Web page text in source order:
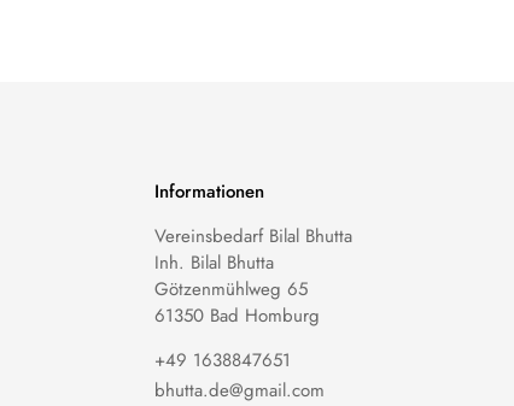
Informationen
Vereinsbedarf Bilal Bhutta
Inh. Bilal Bhutta
Götzenmühlweg 65
61350 Bad Homburg
+49 1638847651
bhutta.de@gmail.com